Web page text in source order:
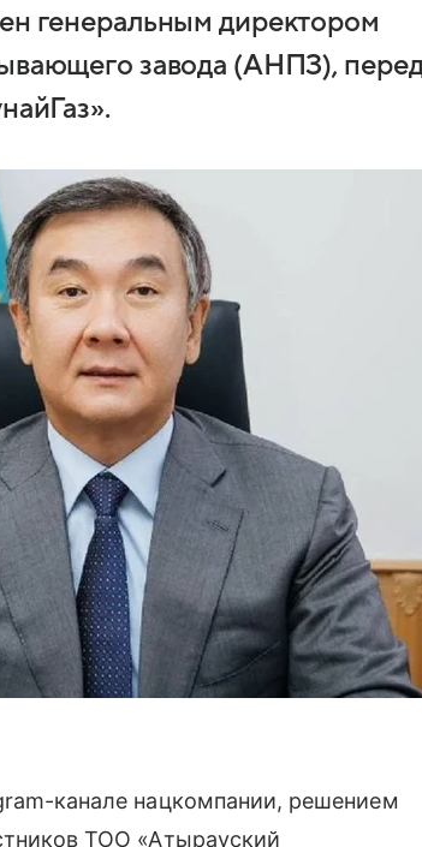
генеральным директором
завода (АНПЗ),
канале нацкомпании, решением
ТОО «Атырауский